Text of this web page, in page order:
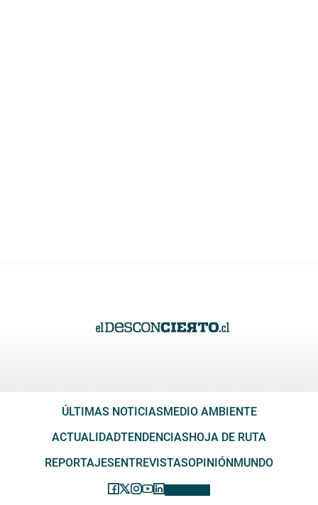
ÚLTIMAS NOTICIASMEDIO AMBIENTE
ACTUALIDADTENDENCIASHOJA DE RUTA
REPORTAJESENTREVISTASOPINIÓNMUNDO